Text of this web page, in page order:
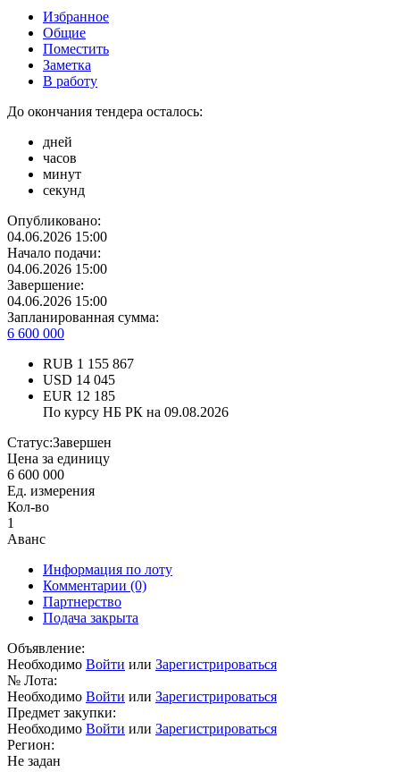
Избранное
Общие
Поместить
Заметка
В работу
До окончания тендера осталось:
дней
часов
минут
секунд
Опубликовано:
04.06.2026 15:00
Начало подачи:
04.06.2026 15:00
Завершение:
04.06.2026 15:00
Запланированная сумма:
6 600 000
RUB 1 155 867
USD 14 045
EUR 12 185
По курсу НБ РК на 09.08.2026
Статус:Завершен
Цена за единицу
6 600 000
Ед. измерения
Кол-во
1
Аванс
Информация по лоту
Комментарии (0)
Партнерство
Подача закрыта
Объявление:
Необходимо Войти или Зарегистрироваться
№ Лота:
Необходимо Войти или Зарегистрироваться
Предмет закупки:
Необходимо Войти или Зарегистрироваться
Регион:
Не задан